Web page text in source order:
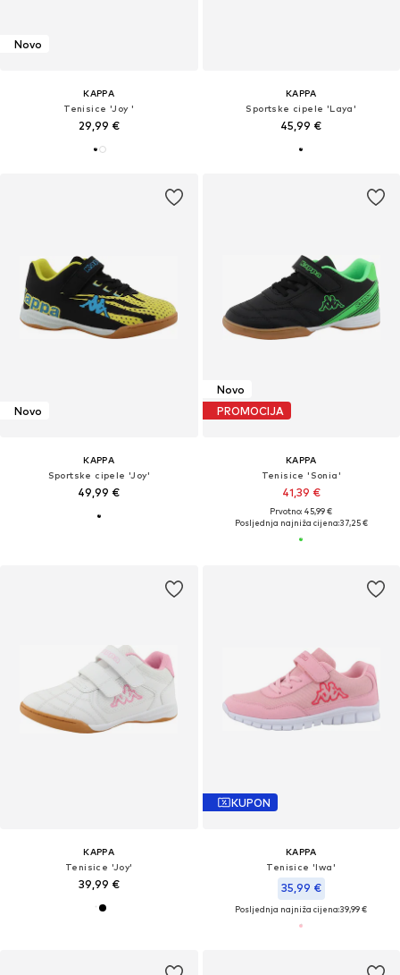
Novo
KAPPA
Tenisice 'Joy '
29,99 €
KAPPA
Sportske cipele 'Laya'
45,99 €
Novo
KAPPA
Sportske cipele 'Joy'
49,99 €
Novo
PROMOCIJA
KAPPA
Tenisice 'Sonia'
41,39 €
Prvotno: 45,99 €
Posljednja najniža cijena:37,25 €
KAPPA
Tenisice 'Joy'
39,99 €
KUPON
KAPPA
Tenisice 'Iwa'
35,99 €
Posljednja najniža cijena:39,99 €